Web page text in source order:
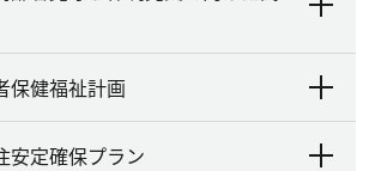
保健福祉計画
安定確保プラン